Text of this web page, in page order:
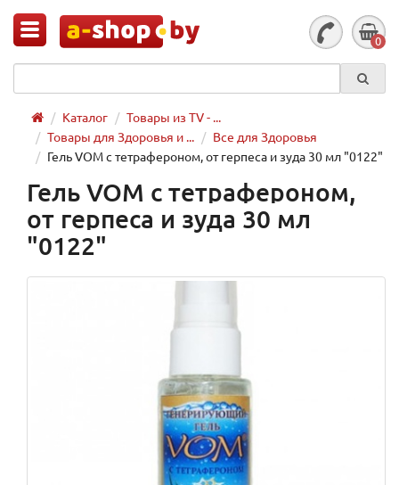
0
Каталог
Товары из TV - ...
Товары для Здоровья и ...
Все для Здоровья
Гель VOM с тетрафероном, от герпеса и зуда 30 мл "0122"
Гель VOM с тетрафероном,
от герпеса и зуда 30 мл
"0122"